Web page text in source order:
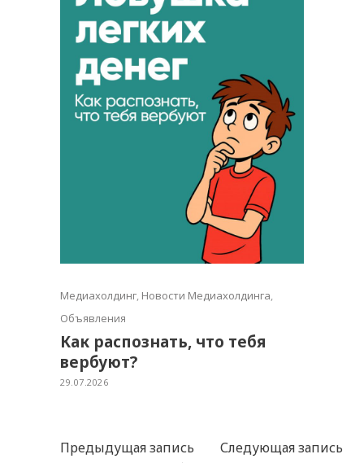
Медиахолдинг, Новости Медиахолдинга,
Объявления
Как распознать, что тебя
вербуют?
29.07.2026
Предыдущая запись
Следующая запись